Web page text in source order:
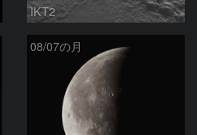
IKT2
08/07の月